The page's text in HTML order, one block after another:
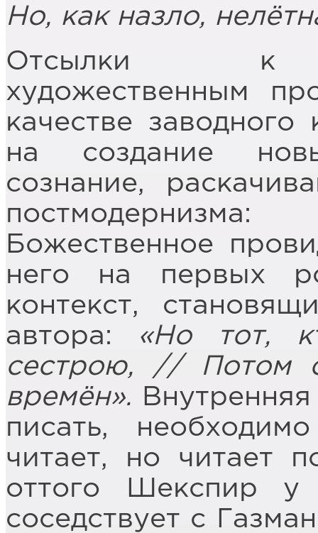
Но, как назло,
Отсылки к
художественным
качестве
на создание
сознание,
Божественное
него на первых
контекст,
автора:
«Но тот,
сестрою, // Потом
времён».
писать,
читает, но читает
оттого Шекспир
соседствует с